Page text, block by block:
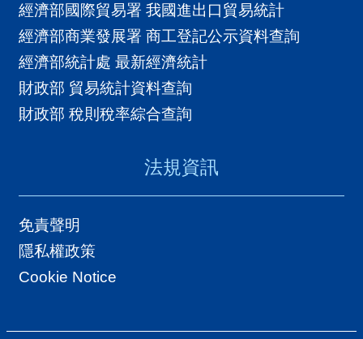
經濟部國際貿易署 我國進出口貿易統計
經濟部商業發展署 商工登記公示資料查詢
經濟部統計處 最新經濟統計
財政部 貿易統計資料查詢
財政部 稅則稅率綜合查詢
法規資訊
免責聲明
隱私權政策
Cookie Notice